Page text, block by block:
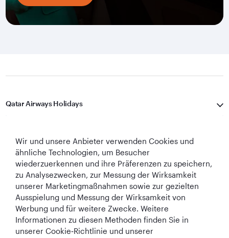
Qatar Airways Holidays
In Verbindung bleiben
Best Airline in TheWorld's Best World's Best
Wir und unsere Anbieter verwenden Cookies und
ähnliche Technologien, um Besucher
wiederzuerkennen und ihre Präferenzen zu speichern,
zu Analysezwecken, zur Messung der Wirksamkeit
unserer Marketingmaßnahmen sowie zur gezielten
Ausspielung und Messung der Wirksamkeit von
Werbung und für weitere Zwecke. Weitere
Informationen zu diesen Methoden finden Sie in
unserer Cookie‑Richtlinie und unserer